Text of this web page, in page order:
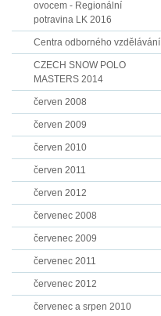
ovocem - Regionální
potravina LK 2016
Centra odborného vzdělávání
CZECH SNOW POLO
MASTERS 2014
červen 2008
červen 2009
červen 2010
červen 2011
červen 2012
červenec 2008
červenec 2009
červenec 2011
červenec 2012
červenec a srpen 2010